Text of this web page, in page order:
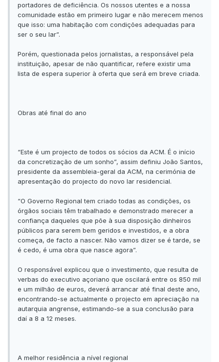
portadores de deficiência. Os nossos utentes e a nossa
comunidade estão em primeiro lugar e não merecem menos
que isso: uma habitação com condições adequadas para
ser o seu lar”.
Porém, questionada pelos jornalistas, a responsável pela
instituição, apesar de não quantificar, refere existir uma
lista de espera superior à oferta que será em breve criada.
Obras até final do ano
“Este é um projecto de todos os sócios da ACM. É o início
da concretização de um sonho”, assim definiu João Santos,
presidente da assembleia-geral da ACM, na cerimónia de
apresentação do projecto do novo lar residencial.
“O Governo Regional tem criado todas as condições, os
órgãos sociais têm trabalhado e demonstrado merecer a
confiança daqueles que põe à sua disposição dinheiros
públicos para serem bem geridos e investidos, e a obra
começa, de facto a nascer. Não vamos dizer se é tarde, se
é cedo, é uma obra que nasce agora”.
O responsável explicou que o investimento, que resulta de
verbas do executivo açoriano que oscilará entre os 850 mil
e um milhão de euros, deverá arrancar até final deste ano,
encontrando-se actualmente o projecto em apreciação na
autarquia angrense, estimando-se a sua conclusão para
daí a 8 a 12 meses.
A melhor residência a nível regional